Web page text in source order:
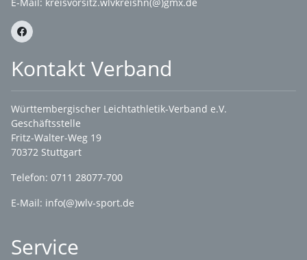
E-Mail: kreisvorsitz.wlvkreishn(@)gmx.de
Kontakt Verband
Württembergischer Leichtathletik-Verband e.V.
Geschäftsstelle
Fritz-Walter-Weg 19
70372 Stuttgart
Telefon: 0711 28077-700
E-Mail: info(@)wlv-sport.de
Service